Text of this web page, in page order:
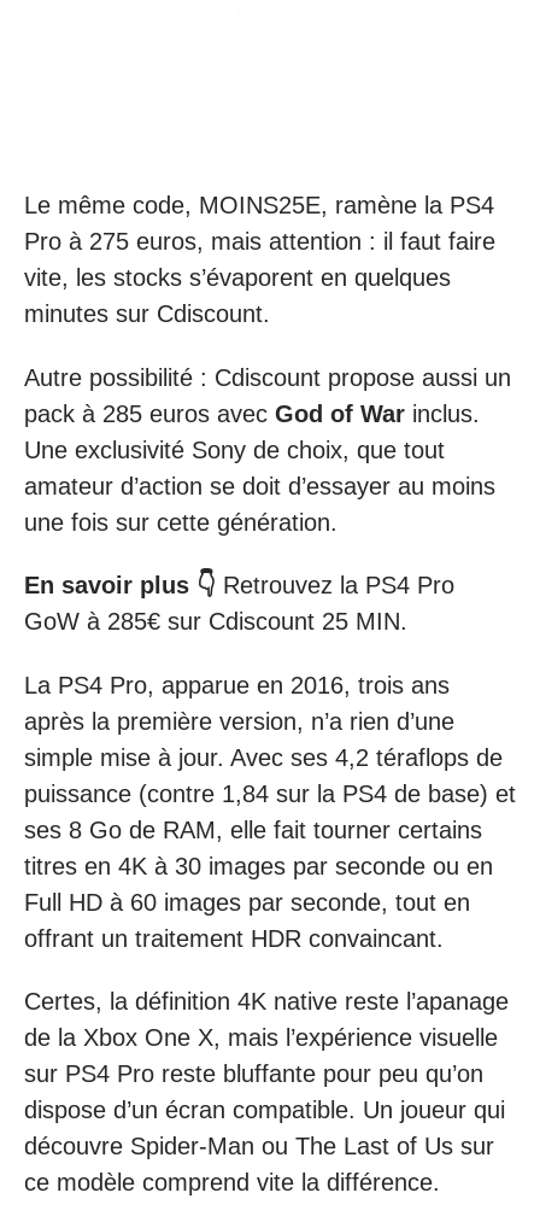
Le même code, MOINS25E, ramène la PS4
Pro à 275 euros, mais attention : il faut faire
vite, les stocks s’évaporent en quelques
minutes sur Cdiscount.
Autre possibilité : Cdiscount propose aussi un
pack à 285 euros avec God of War inclus.
Une exclusivité Sony de choix, que tout
amateur d’action se doit d’essayer au moins
une fois sur cette génération.
En savoir plus 👇 Retrouvez la PS4 Pro
GoW à 285€ sur Cdiscount 25 MIN.
La PS4 Pro, apparue en 2016, trois ans
après la première version, n’a rien d’une
simple mise à jour. Avec ses 4,2 téraflops de
puissance (contre 1,84 sur la PS4 de base) et
ses 8 Go de RAM, elle fait tourner certains
titres en 4K à 30 images par seconde ou en
Full HD à 60 images par seconde, tout en
offrant un traitement HDR convaincant.
Certes, la définition 4K native reste l’apanage
de la Xbox One X, mais l’expérience visuelle
sur PS4 Pro reste bluffante pour peu qu’on
dispose d’un écran compatible. Un joueur qui
découvre Spider-Man ou The Last of Us sur
ce modèle comprend vite la différence.